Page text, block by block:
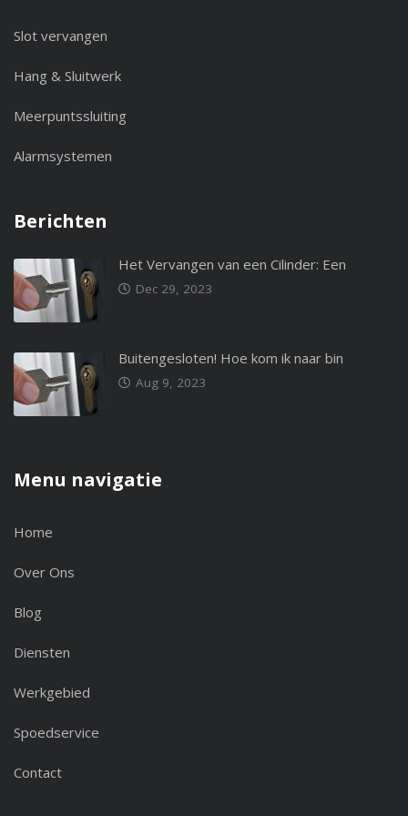
Slot vervangen
Hang & Sluitwerk
Meerpuntssluiting
Alarmsystemen
Berichten
Het Vervangen van een Cilinder: Een
Dec 29, 2023
Buitengesloten! Hoe kom ik naar bin
Aug 9, 2023
Menu navigatie
Home
Over Ons
Blog
Diensten
Werkgebied
Spoedservice
Contact